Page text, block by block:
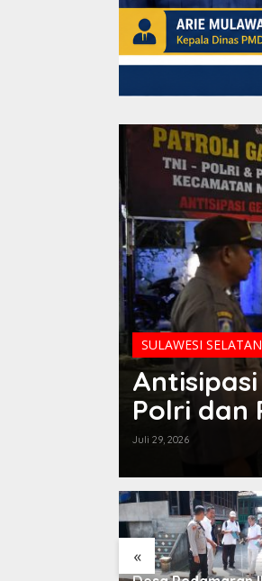
SULAWESI SELATAN
Polri dan
Juli 29, 2026
«